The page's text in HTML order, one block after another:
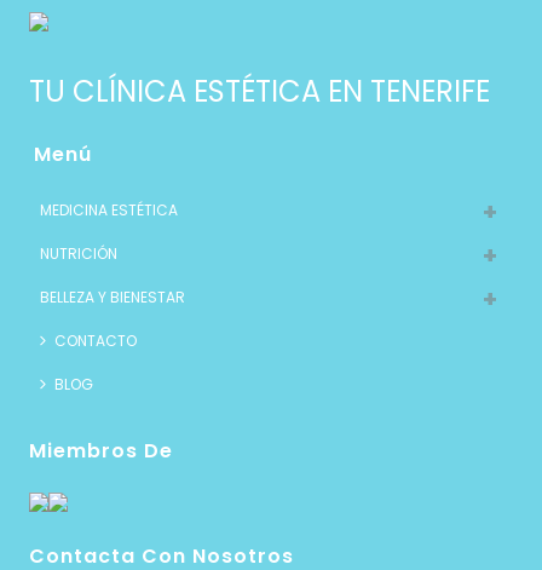
TU CLÍNICA ESTÉTICA EN TENERIFE
Menú
MEDICINA ESTÉTICA
NUTRICIÓN
BELLEZA Y BIENESTAR
CONTACTO
BLOG
Miembros De
Contacta Con Nosotros